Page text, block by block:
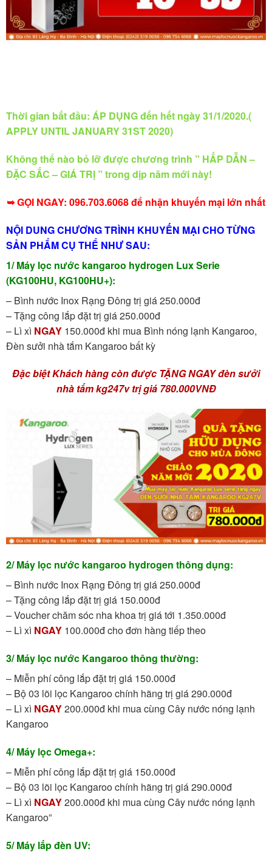
Thời gian bắt đầu: ÁP DỤNG đến hết ngày 31/1/2020.(
APPLY UNTIL JANUARY 31ST 2020)
Không thể nào bỏ lỡ được chương trình ” HẤP DẪN –
ĐẶC SẮC – GIÁ TRỊ ” trong dịp năm mới này!
➥ GỌI NGAY: 096.703.6068 để nhận khuyến mại lớn nhất
NỘI DUNG CHƯƠNG TRÌNH KHUYẾN MẠI CHO TỪNG
SẢN PHẨM CỤ THỂ NHƯ SAU:
1/ Máy lọc nước kangaroo hydrogen Lux Serie
(KG100HU, KG100HU+):
– Bình nước Inox Rạng Đông trị giá 250.000đ
– Tặng công lắp đặt trị giá 250.000đ
– Lì xì NGAY 150.000đ khi mua Bình nóng lạnh Kangaroo,
Đèn sưởi nhà tắm Kangaroo bất kỳ
Đặc biệt Khách hàng còn được TẶNG NGAY đèn sưởi
nhà tắm kg247v trị giá 780.000VNĐ
2/ Máy lọc nước kangaroo hydrogen thông dụng:
– Bình nước Inox Rạng Đông trị giá 250.000đ
– Tặng công lắp đặt trị giá 150.000đ
– Voucher chăm sóc nha khoa trị giá tới 1.350.000đ
– Lì xì NGAY 100.000đ cho đơn hàng tiếp theo
3/ Máy lọc nước Kangaroo thông thường:
– Miễn phí công lắp đặt trị giá 150.000đ
– Bộ 03 lõi lọc Kangaroo chính hãng trị giá 290.000đ
– Lì xì NGAY200.000đ khi mua cùng Cây nước nóng lạnh
Kangaroo
4/ Máy lọc Omega+:
– Miễn phí công lắp đặt trị giá 150.000đ
– Bộ 03 lõi lọc Kangaroo chính hãng trị giá 290.000đ
– Lì xì NGAY200.000đ khi mua cùng Cây nước nóng lạnh
Kangaroo”
5/ Máy lắp đèn UV: